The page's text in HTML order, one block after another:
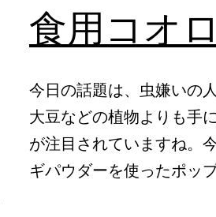
食用コオ
今日の話題は、虫嫌いの
大豆などの植物よりも手
が注目されていますね。
ギパウダーを使ったポッ